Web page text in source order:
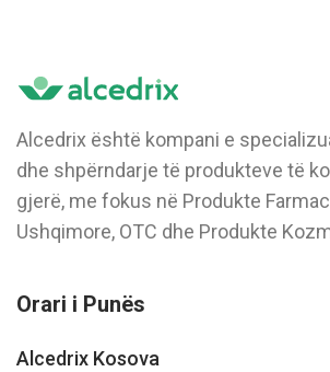
Alcedrix është kompani e
dhe shpërndarje të produkteve të
gjerë, me fokus në Produkte
Ushqimore, OTC dhe Produkte
Orari i Punës
Alcedrix Kosova